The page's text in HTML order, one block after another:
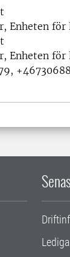
Enheten för
Enheten för